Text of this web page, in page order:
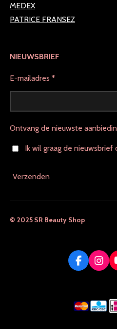
MEDEX
PATRICE FRANSEZ
NIEUWSBRIEF
E-mailadres *
Ontvang de nieuwste
Ik wil graag de nieuwsbrief
Verzenden
© 2025 SR Beauty Shop
F
a
b
o
I
n
a
g